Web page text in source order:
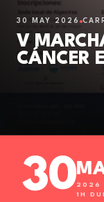
30 MAY 2026
V
CÁNCER
302026
1H